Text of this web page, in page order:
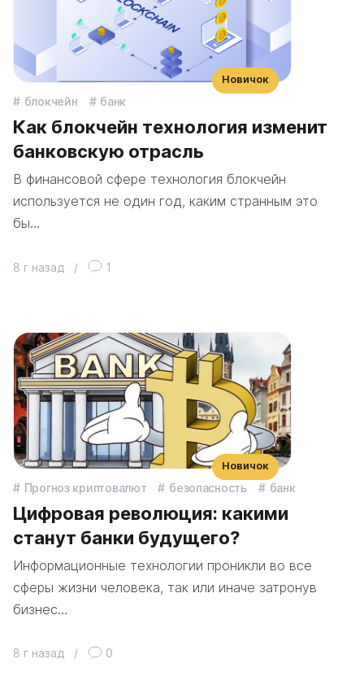
блокчейн банк
Как блокчейн технология изменит
банковскую отрасль
В финансовой сфере технология блокчейн
используется не один год, каким странным это
бы…
8 г назад / 1
Новичок
Прогноз криптовалют безопасность банк
Цифровая революция: какими
станут банки будущего?
Информационные технологии проникли во все
сферы жизни человека, так или иначе затронув
бизнес…
8 г назад / 0
Новичок